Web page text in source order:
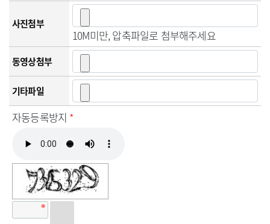
사진첨부
10M미만, 압축파일로 첨부해주세요
동영상첨부
기타파일
자동등록방지 *